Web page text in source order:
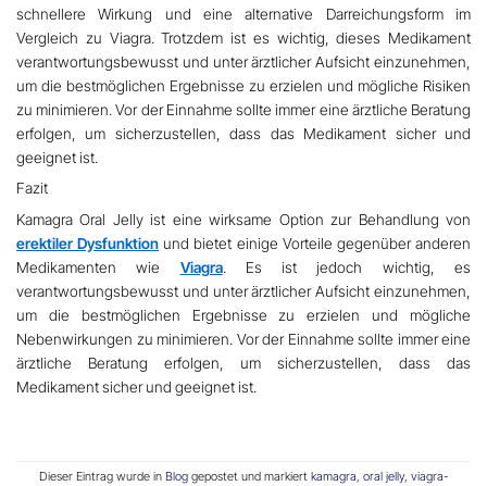
schnellere Wirkung und eine alternative Darreichungsform im
Vergleich zu Viagra. Trotzdem ist es wichtig, dieses Medikament
verantwortungsbewusst und unter ärztlicher Aufsicht einzunehmen,
um die bestmöglichen Ergebnisse zu erzielen und mögliche Risiken
zu minimieren. Vor der Einnahme sollte immer eine ärztliche Beratung
erfolgen, um sicherzustellen, dass das Medikament sicher und
geeignet ist.
Fazit
Kamagra Oral Jelly ist eine wirksame Option zur Behandlung von
erektiler Dysfunktion und bietet einige Vorteile gegenüber anderen
Medikamenten wie Viagra. Es ist jedoch wichtig, es
verantwortungsbewusst und unter ärztlicher Aufsicht einzunehmen,
um die bestmöglichen Ergebnisse zu erzielen und mögliche
Nebenwirkungen zu minimieren. Vor der Einnahme sollte immer eine
ärztliche Beratung erfolgen, um sicherzustellen, dass das
Medikament sicher und geeignet ist.
Dieser Eintrag wurde in Bloggepostet und markiert kamagra, oral jelly, viagra-